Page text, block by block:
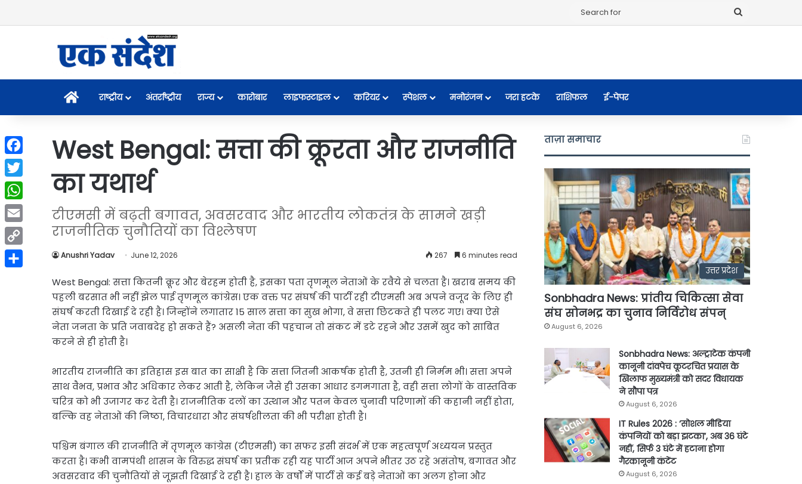
Homeराष्ट्रीय अंतर्राष्ट्रीय राज्य कारोबार लाइफस्टाइल करियर स्पेशल मनोरंजन जरा हटके राशिफल ई-पेपर
West Bengal: सत्ता की क्रूरता और राजनीति
का यथार्थ
टीएमसी में बढ़ती बगावत, अवसरवाद और भारतीय लोकतंत्र के सामने खड़ी
राजनीतिक चुनौतियों का विश्लेषण
Anushri Yadav June 12, 2026 267 6 minutes read
West Bengal: सत्ता कितनी क्रूर और बेरहम होती है, इसका पता तृणमूल नेताओं के रवैये से चलता है। खराब समय की
पहली बरसात भी नहीं झेल पाई तृणमूल कांग्रेस। एक वक्त पर संघर्ष की पार्टी रही टीएमसी अब अपने वजूद के लिए ही
संघर्ष करती दिखाई दे रही है। जिन्होंने लगातार 15 साल सत्ता का सुख भोगा, वे सत्ता छिटकते ही पलट गए। क्या ऐसे
नेता जनता के प्रति जवाबदेह हो सकते हैं? असली नेता की पहचान तो संकट में डटे रहने और उसमें खुद को साबित
करने से ही होती है।
भारतीय राजनीति का इतिहास इस बात का साक्षी है कि सत्ता जितनी आकर्षक होती है, उतनी ही निर्मम भी। सत्ता अपने
साथ वैभव, प्रभाव और अधिकार लेकर आती है, लेकिन जैसे ही उसका आधार डगमगाता है, वही सत्ता लोगों के वास्तविक
चरित्र को भी उजागर कर देती है। राजनीतिक दलों का उत्थान और पतन केवल चुनावी परिणामों की कहानी नहीं होता,
बल्कि वह नेताओं की निष्ठा, विचारधारा और संघर्षशीलता की भी परीक्षा होती है।
पश्चिम बंगाल की राजनीति में तृणमूल कांग्रेस (टीएमसी) का सफर इसी संदर्भ में एक महत्वपूर्ण अध्ययन प्रस्तुत
करता है। कभी वामपंथी शासन के विरुद्ध संघर्ष का प्रतीक रही यह पार्टी आज अपने भीतर उठ रहे असंतोष, बगावत और
अवसरवाद की चुनौतियों से जूझती दिखाई दे रही है। हाल के वर्षों में पार्टी से कई बड़े नेताओं का अलग होना और
ताज़ा समाचार
उत्तर प्रदेश
Sonbhadra News: प्रांतीय चिकित्सा सेवा
संघ सोनभद्र का चुनाव निर्विरोध संपन्
August 6, 2026
Sonbhadra News: अल्ट्राटेक कंपनी
कानूनी दांवपेच कूटरचित प्रयास के
खिलाफ मुख्यमंत्री को सदर विधायक
ने सौपा पत्र
August 6, 2026
IT Rules 2026 : ‘सोशल मीडिया
कंपनियों को बड़ा झटका’, अब 36 घंटे
नहीं, सिर्फ 3 घंटे में हटाना होगा
गैरकानूनी कंटेंट
August 6, 2026
Facebook
Twitter
WhatsApp
Email
Copy
Link